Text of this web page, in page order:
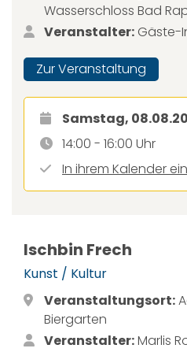
Wasserschloss Bad
Veranstalter: Gäste-
Zur Veranstaltung
Samstag,
14:00 - 16:00 Uhr
In ihrem Kalender
Ischbin Frech
Kunst / Kultur
Veranstaltungsort:
Biergarten
Veranstalter:Marlis